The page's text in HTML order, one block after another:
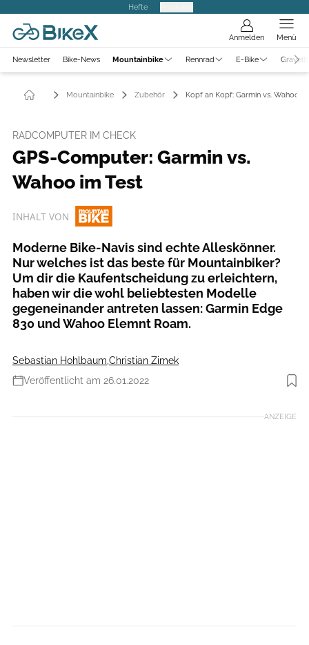
Hefte
Anmelden Menü
Newsletter Bike-News Mountainbike Rennrad E-Bike
Mountainbike Zubehör Kopf an Kopf: Garmin vs. Wahoo
RADCOMPUTER IM CHECK
GPS-Computer: Garmin vs.
Wahoo im Test
INHALT VON
Moderne Bike-Navis sind echte Alleskönner.
Nur welches ist das beste für Mountainbiker?
Um dir die Kaufentscheidung zu erleichtern,
haben wir die wohl beliebtesten Modelle
gegeneinander antreten lassen: Garmin Edge
830 und Wahoo Elemnt Roam.
Sebastian Hohlbaum Christian Zimek
Veröffentlicht am 26.01.2022
Foto: Benjamin Zöller
ANZEIGE